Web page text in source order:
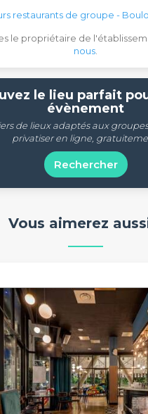
restaurants de groupe -
le propriétaire de
nous
le lieu parfait
évènement
de lieux adaptés aux
privatiser en ligne,
Rechercher
Vous aimerez